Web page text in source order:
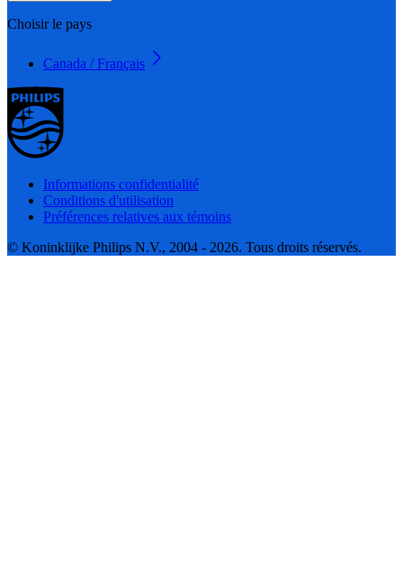
Choisir le pays
Canada / Français
Informations confidentialité
Conditions d'utilisation
Préférences relatives aux témoins
© Koninklijke Philips N.V., 2004 - 2026. Tous droits réservés.